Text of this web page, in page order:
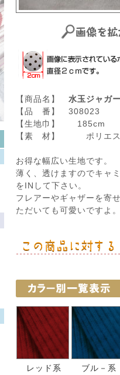
【商品名】 水玉ジャ
【品 番】 308023
【生地巾】 185cm
【素 材】 ポリエス
お得な幅広い生地です。
薄く、透けますのでキャ
をINして下さい。
フレアーやギャザーを寄
ただいても可愛いですよ
レッド系 ブル－系